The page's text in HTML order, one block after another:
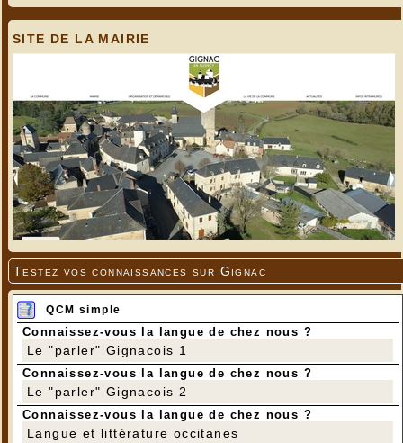
SITE DE LA MAIRIE
Testez vos connaissances sur Gignac
QCM simple
Connaissez-vous la langue de chez nous ?
Le "parler" Gignacois 1
Connaissez-vous la langue de chez nous ?
Le "parler" Gignacois 2
Connaissez-vous la langue de chez nous ?
Langue et littérature occitanes